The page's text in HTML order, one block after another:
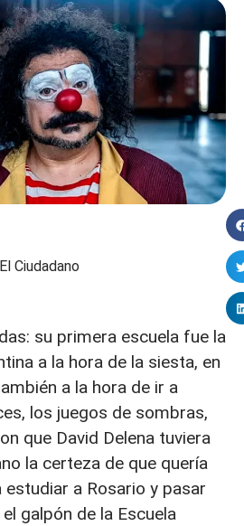
El Ciudadano
su primera escuela fue la
a la hora de la siesta, en
a la hora de ir a
los juegos de sombras,
que David Delena tuviera
la certeza de que quería
estudiar a Rosario y pasar
galpón de la Escuela